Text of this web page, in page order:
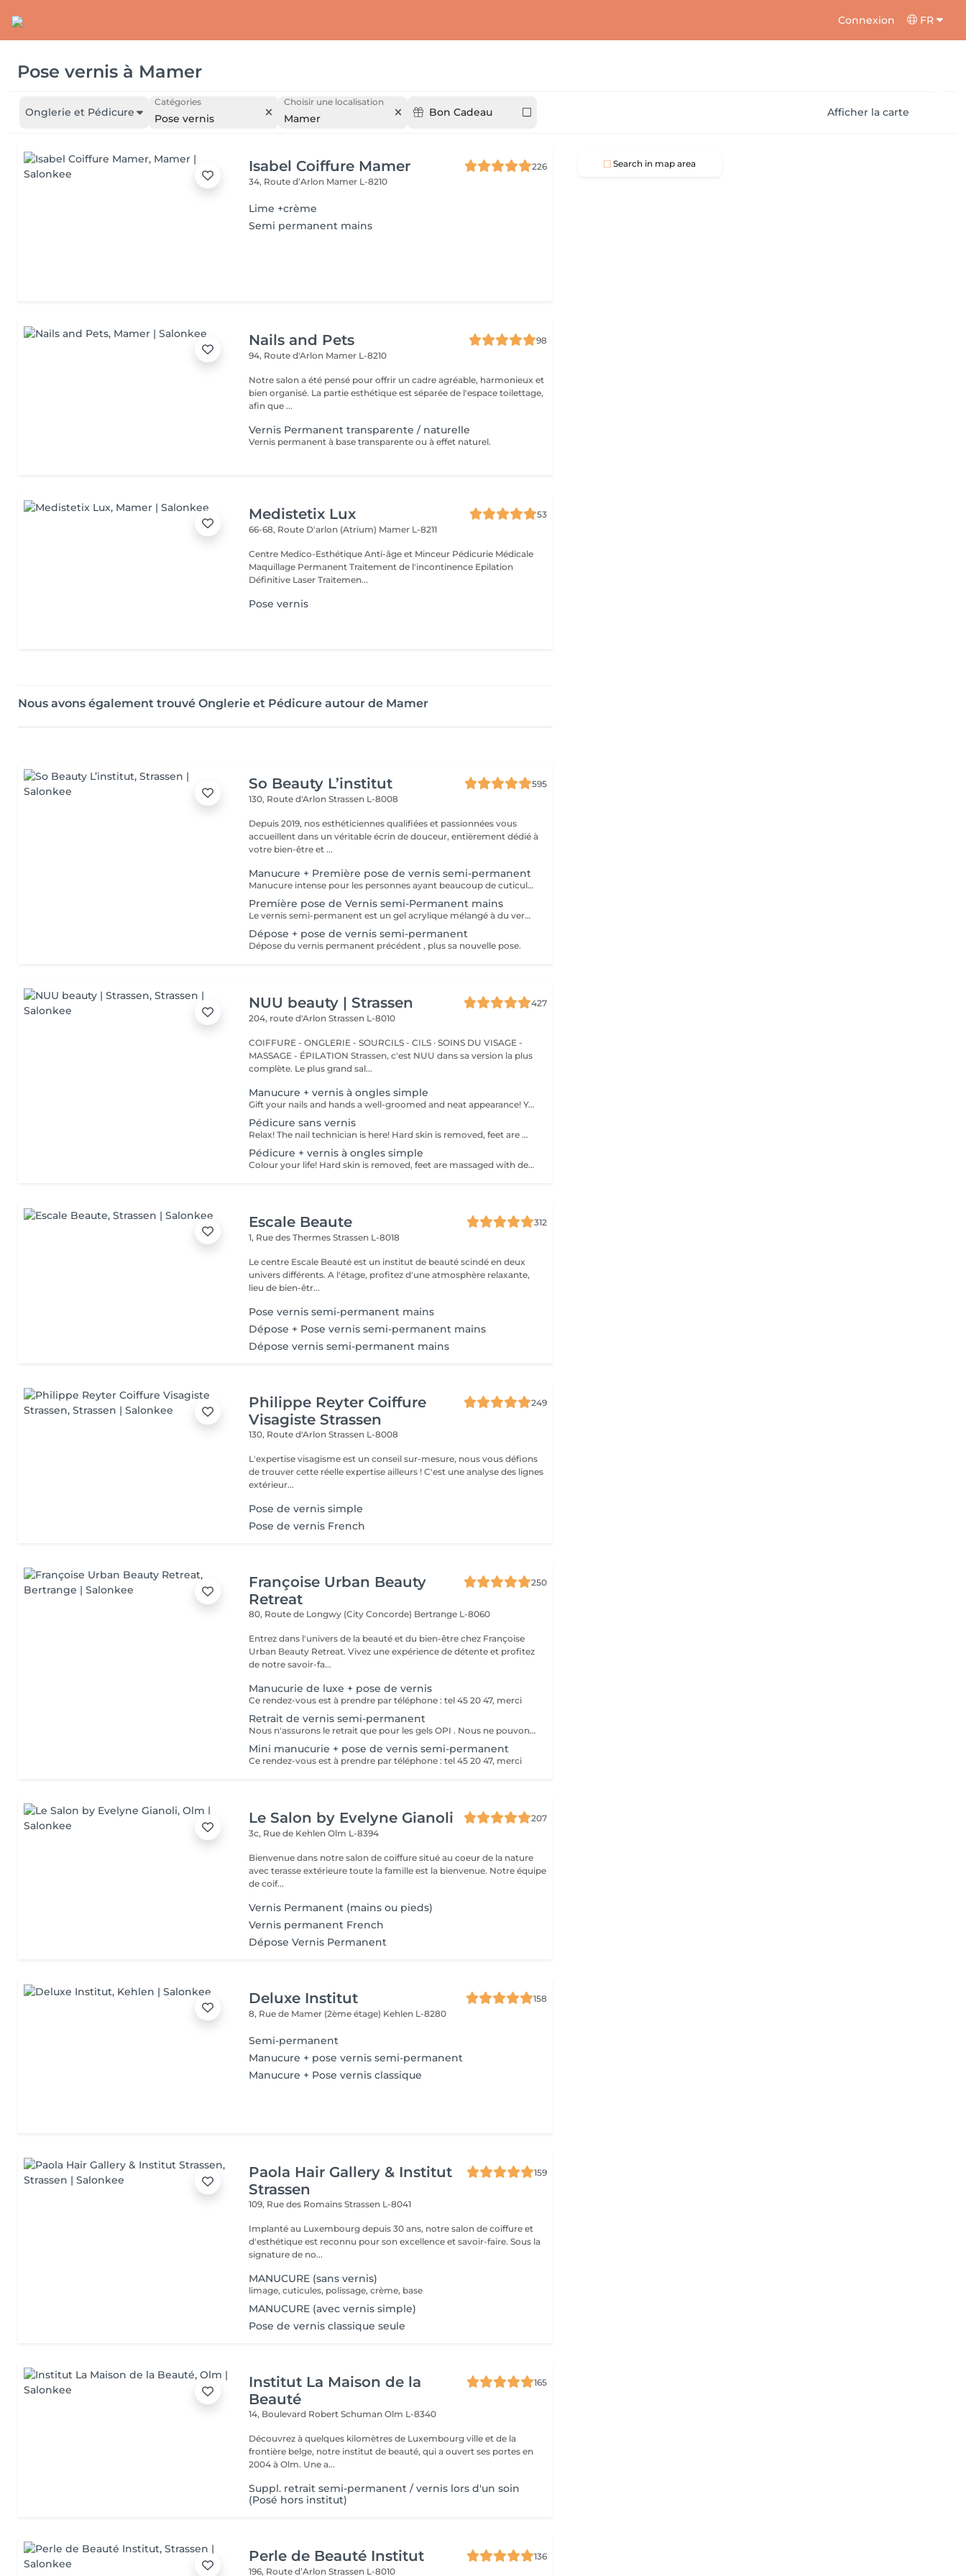
Connexion FR
Pose vernis à Mamer
Onglerie et Pédicure
Catégories
Pose vernis
Choisir une localisation
Mamer Bon Cadeau Afficher la carte
Isabel Coiffure Mamer
226
34, Route d’Arlon Mamer L-8210
Lime +crème
Semi permanent mains
Nails and Pets
98
94, Route d'Arlon Mamer L-8210
Notre salon a été pensé pour offrir un cadre agréable, harmonieux et
bien organisé. La partie esthétique est séparée de l'espace toilettage,
afin que ...
Vernis Permanent transparente / naturelle
Vernis permanent à base transparente ou à effet naturel.
Medistetix Lux
53
66-68, Route D'arlon (Atrium) Mamer L-8211
Centre Medico-Esthétique Anti-âge et Minceur Pédicurie Médicale
Maquillage Permanent Traitement de l'incontinence Epilation
Définitive Laser Traitemen...
Pose vernis
Nous avons également trouvé Onglerie et Pédicure autour de Mamer
So Beauty L’institut
595
130, Route d'ArlonStrassen L-8008
Depuis 2019, nos esthéticiennes qualifiées et passionnées vous
accueillent dans un véritable écrin de douceur, entièrement dédié à
votre bien-être et ...
Manucure + Première pose de vernis semi-permanent
Manucure intense pour les personnes ayant beaucoup de cuticules + appliquer vernis semi permanent.
Première pose de Vernis semi-Permanent mains
Le vernis semi-permanent est un gel acrylique mélangé à du vernis, appliqué sur l'ongle et durci par des UV. Il a la même texture qu'un vernis classique, est aussi liquide et a encore plus de brillance. Il reste impeccable, sans ternir et sans s'écailler jusqu'à 18 jours.
Dépose + pose de vernis semi-permanent
Dépose du vernis permanent précédent , plus sa nouvelle pose.
NUU beauty | Strassen
427
204, route d'ArlonStrassen L-8010
COIFFURE - ONGLERIE - SOURCILS - CILS · SOINS DU VISAGE -
MASSAGE - ÉPILATION Strassen, c'est NUU dans sa version la plus
complète. Le plus grand sal...
Manucure + vernis à ongles simple
Gift your nails and hands a well-groomed and neat appearance! Your technician will effectively remove dead skin cells, shape and file nails, and buff the outer surface. A regular nail polish is applied at the end of this treatment. Our masters do edged, hardware, or combined manicure. How is manicure with simple nail polish done? - rough skin is removed - the shape of the nail plate is corrected - the cuticle and side ridges are corrected - nail polish is applied - cuticle oil and hand cream are applied Age restrictions: recommended to do from 14 years. Post procedure recommendations: there are no post recommendations for this procedure. Frequency: once in 3 weeks.
Pédicure sans vernis
Relax! The nail technician is here! Hard skin is removed, feet are massaged with deep conditioning creams leaving them softer and smoother. Cuticles will be made neat and tidy and toenails will be perfectly shaped. Our masters do hardware pedicure. How is pedicure without polish done? - rough skin is removed - the shape of the nail plate is corrected - heels are cleaned - the cuticle and side ridges are corrected - cuticle oil and feet cream are applied Age restrictions: recommended to do from 14 years. Post procedure recommendations: there are no post recommendations for this procedure. Frequency: once in 3-4 weeks.
Pédicure + vernis à ongles simple
Colour your life! Hard skin is removed, feet are massaged with deep conditioning creams leaving them softer and smoother. Cuticles will be made neat and tidy and toenails will be perfectly shaped. A regular nail polish is applied at the end of this treatment. Our masters do hardware pedicure. How is pedicure + simple nail polish done? - rough skin is removed - the shape of the nail plate is corrected - heels are cleaned - the cuticle and side ridges are corrected - nail polish is applied - cuticle oil and feet cream is applied Age restrictions: recommended to do from 14 years. Post procedure recommendations: there are no post recommendations for this procedure. Frequency: once in 3-4 weeks.
Escale Beaute
312
1, Rue des ThermesStrassen L-8018
Le centre Escale Beauté est un institut de beauté scindé en deux
univers différents. A l'étage, profitez d'une atmosphère relaxante,
lieu de bien-êtr...
Pose vernis semi-permanent mains
Dépose + Pose vernis semi-permanent mains
Dépose vernis semi-permanent mains
Philippe Reyter Coiffure
Visagiste Strassen
249
130, Route d'ArlonStrassen L-8008
L'expertise visagisme est un conseil sur-mesure, nous vous défions
de trouver cette réelle expertise ailleurs ! C'est une analyse des lignes
extérieur...
Pose de vernis simple
Pose de vernis French
Françoise Urban Beauty
Retreat
250
80, Route de Longwy (City Concorde) Bertrange L-8060
Entrez dans l'univers de la beauté et du bien-être chez Françoise
Urban Beauty Retreat. Vivez une expérience de détente et profitez
de notre savoir-fa...
Manucurie de luxe + pose de vernis
Ce rendez-vous est à prendre par téléphone : tel 45 20 47, merci
Retrait de vernis semi-permanent
Nous n'assurons le retrait que pour les gels OPI . Nous ne pouvons assurer un bon service dans le cas de gels différents Merci de votre compréhension
Mini manucurie + pose de vernis semi-permanent
Ce rendez-vous est à prendre par téléphone : tel 45 20 47, merci
Le Salon by Evelyne Gianoli
207
3c, Rue de KehlenOlm L-8394
Bienvenue dans notre salon de coiffure situé au coeur de la nature
avec terasse extérieure toute la famille est la bienvenue. Notre équipe
de coif...
Vernis Permanent (mains ou pieds)
Vernis permanent French
Dépose Vernis Permanent
Deluxe Institut
158
8, Rue de Mamer (2ème étage) Kehlen L-8280
Semi-permanent
Manucure + pose vernis semi-permanent
Manucure + Pose vernis classique
Paola Hair Gallery & Institut
Strassen
159
109, Rue des RomainsStrassen L-8041
Implanté au Luxembourg depuis 30 ans, notre salon de coiffure et
d'esthétique est reconnu pour son excellence et savoir-faire. Sous la
signature de no...
MANUCURE (sans vernis)
limage, cuticules, polissage, crème, base
MANUCURE (avec vernis simple)
Pose de vernis classique seule
Institut La Maison de la
Beauté
165
14, Boulevard Robert SchumanOlm L-8340
Découvrez à quelques kilomètres de Luxembourg ville et de la
frontière belge, notre institut de beauté, qui a ouvert ses portes en
2004 à Olm. Une a...
Suppl. retrait semi-permanent / vernis lors d'un soin
(Posé hors institut)
Perle de Beauté Institut
136
196, Route d’ArlonStrassen L-8010
Search in map area